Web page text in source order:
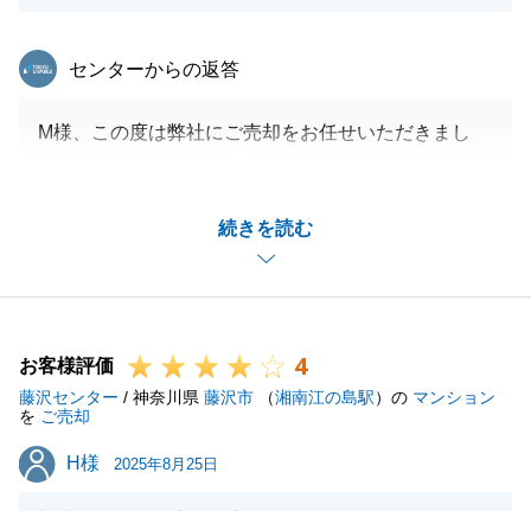
続きを読む
東急リバブル
センターからの返答
M様、この度は弊社にご売却をお任せいただきまし
に心がけて販売活動を行わせていただいております。
M様には、販売開始からお引渡しまで、書類のご用意
や、何度もお打ち合わせの機会をいただきましたこ
お引渡しは完了いたしましたが、今後も何かご不明な
点やお困りごとがございましたらいつでもご連絡くだ
さい。
引き続き、よろしくお願い申し上げます。
お客様評価 4
藤沢センター / 神奈川県 藤沢市 （湘南江の島駅）の マンション
を ご売却
H様
H様 2025年8月25日